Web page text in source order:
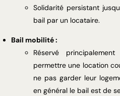
Solidarité persistant
bail par un locataire.
Bail mobilité :
Réservé
permettre une location
ne pas garder leur
en général le bail est de